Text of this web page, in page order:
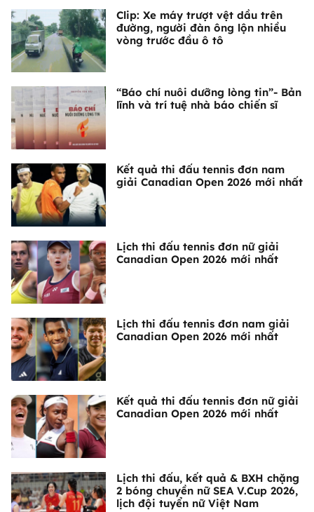
Clip: Xe máy trượt vệt dầu trên
đường, người đàn ông lộn nhiều
vòng trước đầu ô tô
“Báo chí nuôi dưỡng lòng tin”- Bản
lĩnh và trí tuệ nhà báo chiến sĩ
Kết quả thi đấu tennis đơn nam
giải Canadian Open 2026 mới nhất
Lịch thi đấu tennis đơn nữ giải
Canadian Open 2026 mới nhất
Lịch thi đấu tennis đơn nam giải
Canadian Open 2026 mới nhất
Kết quả thi đấu tennis đơn nữ giải
Canadian Open 2026 mới nhất
Lịch thi đấu, kết quả & BXH chặng
2 bóng chuyền nữ SEA V.Cup 2026,
lịch đội tuyển nữ Việt Nam